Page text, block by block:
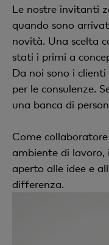
Le nostre invitanti
quando sono
novità. Una scelta
stati i primi a
Da noi sono i
per le consulenze.
una banca di
Come
ambiente di lavoro,
aperto alle idee e
differenza.